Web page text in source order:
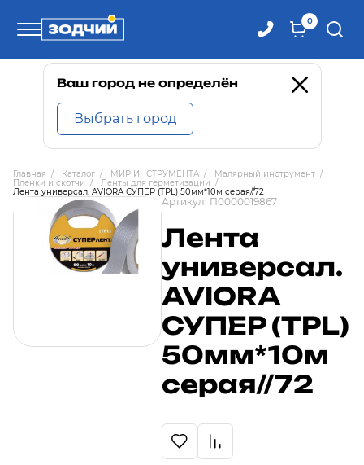
0
Телефоны
8 800 100-71-71
8 (4242) 30-00-27
8 (4242) 30-00-72
Ваш город не определён
Выбрать город
Главная / Каталог / МИР ИНСТРУМЕНТА / Малярный инструмент /
Пленки и скотчи / Ленты для герметизации /
Лента универсал. AVIORA СУПЕР (TPL) 50мм*10м серая//72
Артикул: П0000019867
Лента
универсал.
AVIORA
СУПЕР (TPL)
50мм*10м
серая//72